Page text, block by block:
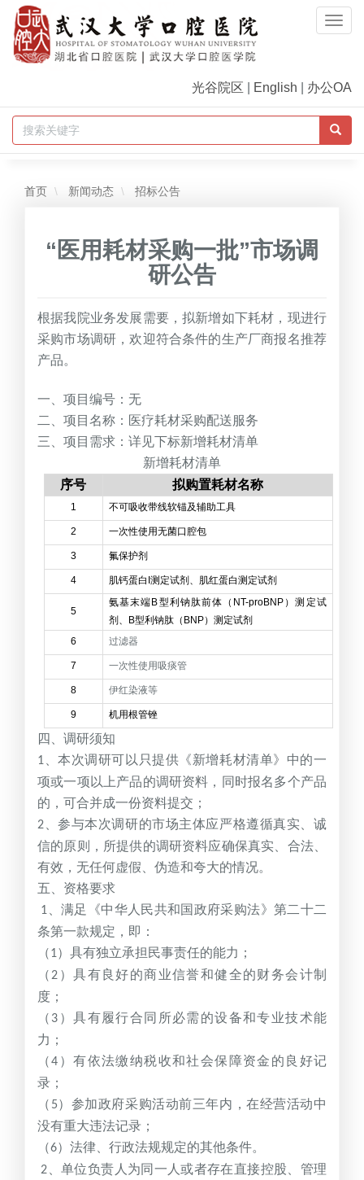
光谷院区 English 办公OA
首页 新闻动态 招标公告
“医用耗材采购一批”市场调
研公告
根据我院业务发展需要，拟新增如下耗材，现进行
采购市场调研，欢迎符合条件的生产厂商报名推荐
产品。
一、项目编号：无
二、项目名称：医疗耗材采购配送服务
三、项目需求：详见下标新增耗材清单
新增耗材清单
序号
拟购置耗材名称
1 不可吸收带线软锚及辅助工具
2 一次性使用无菌口腔包
3 氟保护剂
4 肌钙蛋白I测定试剂、肌红蛋白测定试剂
5
氨基末端B型利钠肽前体（NT-proBNP）测定试
剂、B型利钠肽（BNP）测定试剂
6
过滤器
7 一次性使用吸痰管
8 伊红染液等
9 机用根管锉
四、调研须知
1 、本次调研可以只提供《新增耗材清单》中的一
项或一项以上产品的调研资料，同时报名多个产品
的，可合并成一份资料提交；
2 、参与本次调研的市场主体应严格遵循真实、诚
信的原则，所提供的调研资料应确保真实、合法、
有效，无任何虚假、伪造和夸大的情况。
五、资格要求
1 、满足《中华人民共和国政府采购法》第二十二
条第一款规定，即：
（1）具有独立承担民事责任的能力；
（ 2 ）具有良好的商业信誉和健全的财务会计制
度；
（ 3 ）具有履行合同所必需的设备和专业技术能
力；
（4 ）有依法缴纳税收和社会保障资金的良好记
录；
（ 5）参加政府采购活动前三年内，在经营活动中
没有重大违法记录；
（6）法律、行政法规规定的其他条件。
2 、单位负责人为同一人或者存在直接控股、管理